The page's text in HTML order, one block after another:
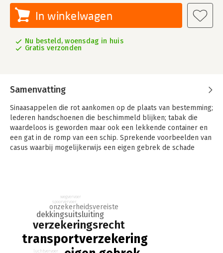
In winkelwagen
Nu besteld, woensdag in huis
Gratis verzonden
Samenvatting
Sinaasappelen die rot aankomen op de plaats van bestemming;
lederen handschoenen die beschimmeld blijken; tabak die
waardeloos is geworden maar ook een lekkende container en
een gat in de romp van een schip. Sprekende voorbeelden van
casus waarbij mogelijkerwijs een eigen gebrek de schade
belangrijk onderwerp dat aan bod komt, is hoe eigen gebrek
wordt uitgelegd en vastgesteld in het
transportverzekeringsrecht. Wat zijn de criteria die men
hanteert om te bepalen of de ontstane schade haar oorzaak
vindt in een eigen gebrek van de verzekerde zaak?
-Welke criteria worden gebruikt om te bepalen of een oorzaak
transportverzekering
verzekeringsrecht
dekkingsuitsluiting
onzekerheidsvereiste
luchtvervoer
spoorvervoer
wegvervoer